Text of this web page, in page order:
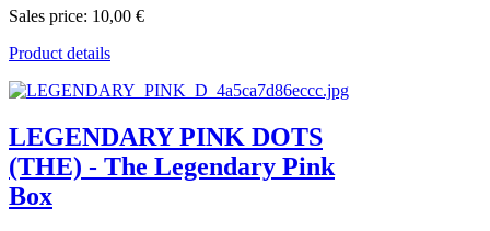
Sales price: 10,00 €
Product details
LEGENDARY PINK DOTS
(THE) - The Legendary Pink
Box